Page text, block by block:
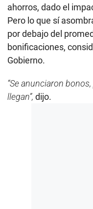
ahorros, dado el
Pero lo que sí
por debajo del
bonificaciones,
Gobierno.
“Se anunciaron
llegan”, dijo.